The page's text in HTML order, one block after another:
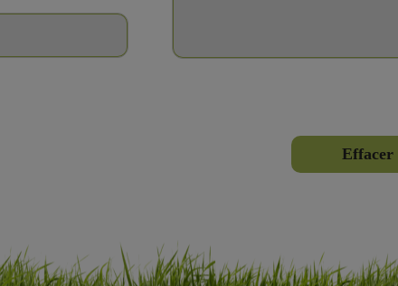
Effacer